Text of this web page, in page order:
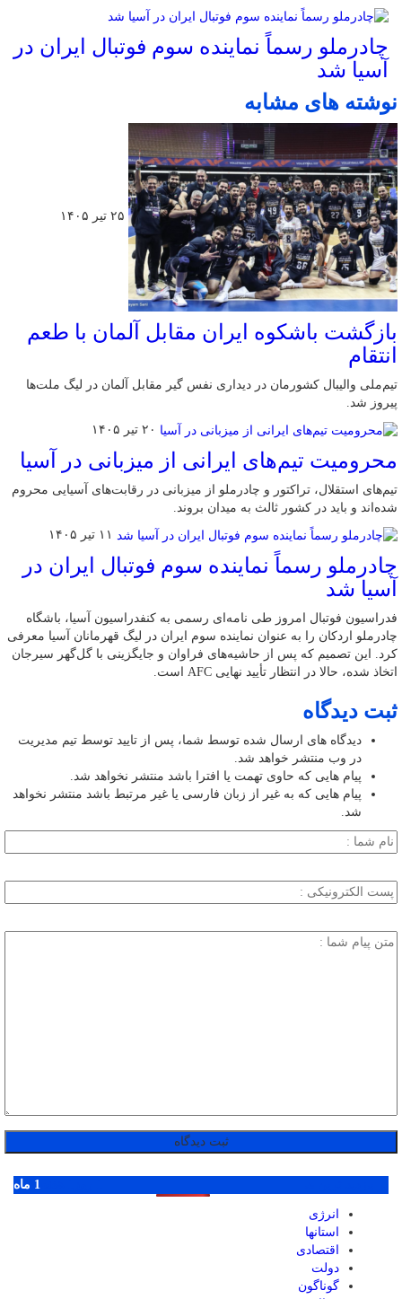
چادرملو رسماً نماینده سوم فوتبال ایران در
آسیا شد
نوشته های مشابه
۲۵ تیر ۱۴۰۵
بازگشت باشکوه ایران مقابل آلمان با طعم
انتقام
تیم‌ملی والیبال کشورمان در دیداری نفس گیر مقابل آلمان در لیگ ملت‌ها
پیروز شد.
۲۰ تیر ۱۴۰۵
محرومیت تیم‌های ایرانی از میزبانی در آسیا
تیم‌های استقلال، تراکتور و چادرملو از میزبانی در رقابت‌های آسیایی محروم
شده‌اند و باید در کشور ثالث به میدان بروند.
۱۱ تیر ۱۴۰۵
چادرملو رسماً نماینده سوم فوتبال ایران در
آسیا شد
فدراسیون فوتبال امروز طی نامه‌ای رسمی به کنفدراسیون آسیا، باشگاه
چادرملو اردکان را به عنوان نماینده سوم ایران در لیگ قهرمانان آسیا معرفی
کرد. این تصمیم که پس از حاشیه‌های فراوان و جایگزینی با گل‌گهر سیرجان
اتخاذ شده، حالا در انتظار تأیید نهایی AFC است.
ثبت دیدگاه
دیدگاه های ارسال شده توسط شما، پس از تایید توسط تیم مدیریت
در وب منتشر خواهد شد.
پیام هایی که حاوی تهمت یا افترا باشد منتشر نخواهد شد.
پیام هایی که به غیر از زبان فارسی یا غیر مرتبط باشد منتشر نخواهد
شد.
1 ماه
انرژی
استانها
اقتصادی
دولت
گوناگون